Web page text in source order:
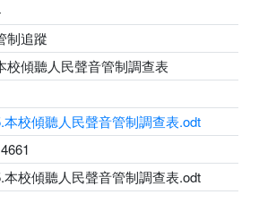
制追蹤
校傾聽人民聲音管制調查表
本校傾聽人民聲音管制調查表.odt
本校傾聽人民聲音管制調查表.odt